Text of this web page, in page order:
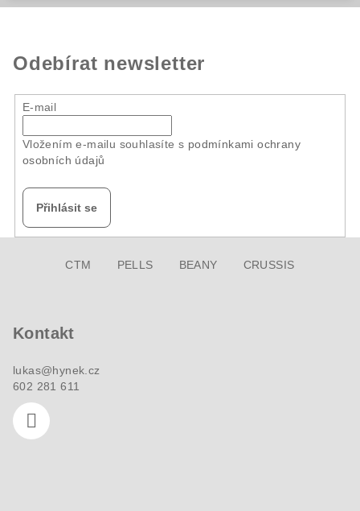
Odebírat newsletter
E-mail
Vložením e-mailu souhlasíte s podmínkami ochrany
osobních údajů
Přihlásit se
CTM PELLS BEANY CRUSSIS
Kontakt
lukas@hynek.cz
602 281 611